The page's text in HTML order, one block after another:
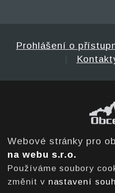
Prohlášení o
Webové stránky pro
na webu s.r.o.
Používáme soubory
změnit v nastavení